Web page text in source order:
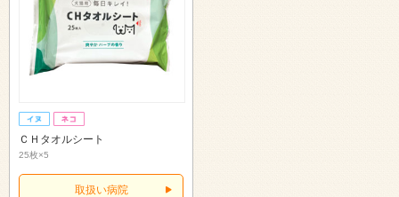
ＣＨタオルシート
25枚×5
取扱い病院